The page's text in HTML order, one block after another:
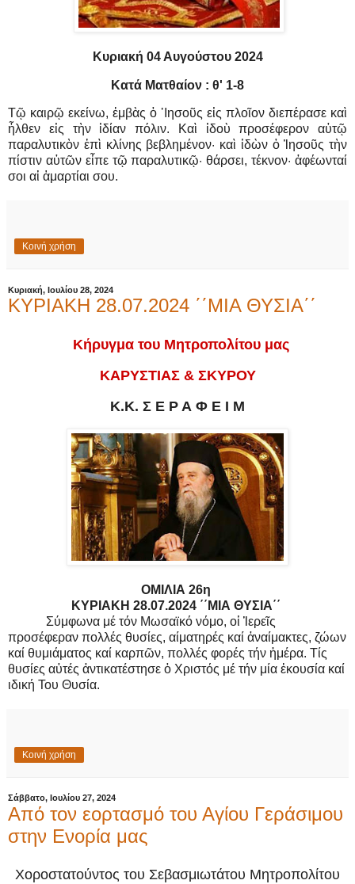
Κυριακή 04 Αυγούστου 2024
Κατά Ματθαίον : θ' 1-8
Τῷ καιρῷ εκείνω, ἐμβὰς ὁ ᾿Ιησοῦς εἰς πλοῖον διεπέρασε καὶ
ἦλθεν εἰς τὴν ἰδίαν πόλιν. Καὶ ἰδοὺ προσέφερον αὐτῷ
παραλυτικὸν ἐπὶ κλίνης βεβλημένον· καὶ ἰδὼν ὁ Ἰησοῦς τὴν
πίστιν αὐτῶν εἶπε τῷ παραλυτικῷ· θάρσει, τέκνον· ἀφέωνταί
σοι αἱ ἁμαρτίαι σου.
Κοινή χρήση
Κυριακή, Ιουλίου 28, 2024
ΚΥΡΙΑΚΗ 28.07.2024 ΄΄ΜΙΑ ΘΥΣΙΑ΄΄
Κήρυγμα του Μητροπολίτου μας
ΚΑΡΥΣΤΙΑΣ & ΣΚΥΡΟΥ
Κ.Κ. Σ Ε Ρ Α Φ Ε Ι Μ
ΟΜΙΛΙΑ 26η
ΚΥΡΙΑΚΗ 28.07.2024 ΄΄ΜΙΑ ΘΥΣΙΑ΄΄
Σύμφωνα μέ τόν Μωσαϊκό νόμο, οἱ Ἱερεῖς
προσέφεραν πολλές θυσίες, αίματηρές καί ἀναίμακτες, ζώων
καί θυμιάματος καί καρπῶν, πολλές φορές τήν ἡμέρα. Τίς
θυσίες αὐτές ἀντικατέστησε ὁ Χριστός μέ τήν μία ἑκουσία καί
ιδική Του Θυσία.
Κοινή χρήση
Σάββατο, Ιουλίου 27, 2024
Από τον εορτασμό του Αγίου Γεράσιμου
στην Ενορία μας
Χοροστατούντος του Σεβασμιωτάτου Μητροπολίτου